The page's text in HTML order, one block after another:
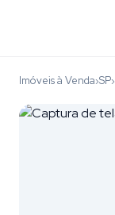
Imóveis à Venda›SP›